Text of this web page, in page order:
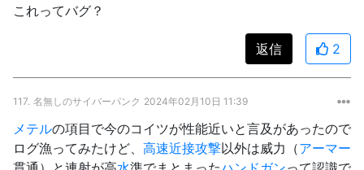
これってバグ？
返信 2
117. 名無しのサイバーパンク 2024年02月10日 11:39
メテルの項目で今のコイツが性能近いと言及があったので
ログ漁ってみたけど、 高速近接攻撃以外は威力（アーマー